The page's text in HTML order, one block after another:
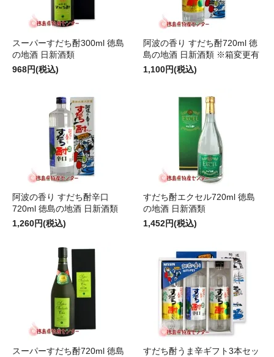
スーパーすだち酎300ml 徳島
の地酒 日新酒類
968円(税込)
阿波の香り すだち酎720ml 徳
島の地酒 日新酒類 ※箱変更有
1,100円(税込)
阿波の香り すだち酎辛口
720ml 徳島の地酒 日新酒類
1,260円(税込)
すだち酎エクセル720ml 徳島
の地酒 日新酒類
1,452円(税込)
スーパーすだち酎720ml 徳島
すだち酎うま辛ギフト3本セッ